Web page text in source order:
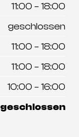
11:00 – 18:00
geschlossen
11:00 – 18:00
11:00 – 18:00
10:00 – 16:00
geschlossen